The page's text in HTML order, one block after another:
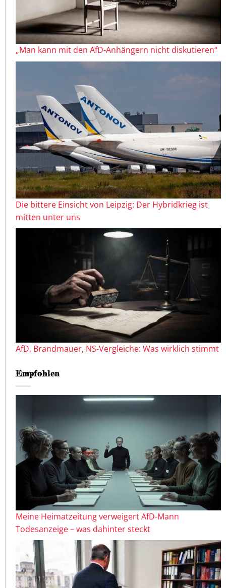
„Man kann mit den AfD-Anhängern nicht diskutieren“
Die bittere Einsicht von Leipzig: Der Hybridkrieg ist
mitten unter uns
AfD, Brandmauer, NS-Vergleiche: Was wirklich stimmt
Empfohlen
Meine Heimatzeitung verweigert AfD-Mann
Todesanzeige – was dahinter steckt